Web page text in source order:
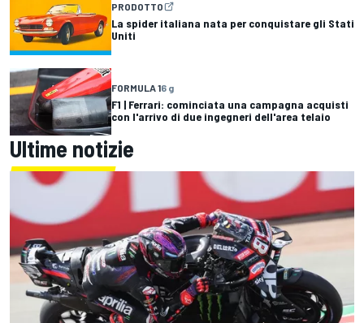
PRODOTTO
La spider italiana nata per conquistare gli Stati
Uniti
FORMULA 16 g
F1 | Ferrari: cominciata una campagna acquisti
con l'arrivo di due ingegneri dell'area telaio
Ultime notizie